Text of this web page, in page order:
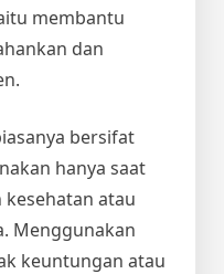
membantu
dan
bersifat
hanya saat
kesehatan atau
Menggunakan
keuntungan atau